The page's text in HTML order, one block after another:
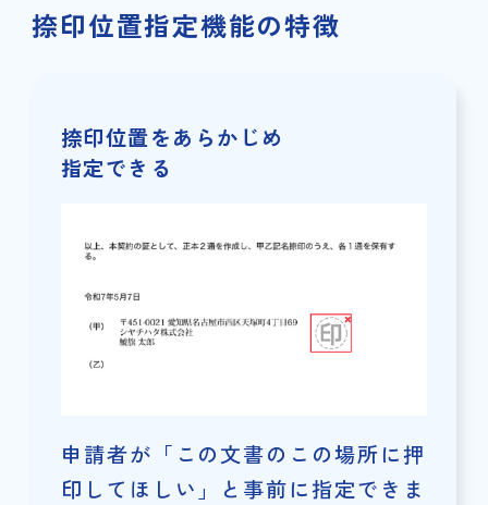
捺印位置指定機能の特徴
捺印位置をあらかじめ
指定できる
申請者が「この文書のこの場所に押
印してほしい」と事前に指定できま